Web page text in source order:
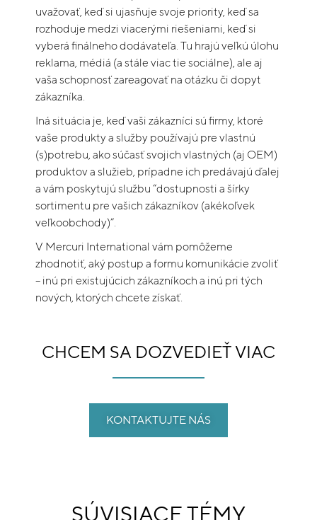
uvažovať, keď si ujasňuje svoje priority, keď sa
rozhoduje medzi viacerými riešeniami, keď si
vyberá finálneho dodávateľa. Tu hrajú veľkú úlohu
reklama, médiá (a stále viac tie sociálne), ale aj
vaša schopnosť zareagovať na otázku či dopyt
zákazníka.
Iná situácia je, keď vaši zákazníci sú firmy, ktoré
vaše produkty a služby používajú pre vlastnú
(s)potrebu, ako súčasť svojich vlastných (aj OEM)
produktov a služieb, prípadne ich predávajú ďalej
a vám poskytujú službu “dostupnosti a šírky
sortimentu pre vašich zákazníkov (akékoľvek
veľkoobchody)”.
V Mercuri International vám pomôžeme
zhodnotiť, aký postup a formu komunikácie zvoliť
– inú pri existujúcich zákazníkoch a inú pri tých
nových, ktorých chcete získať.
CHCEM SA DOZVEDIEŤ VIAC
KONTAKTUJTE NÁS
SÚVISIACE TÉMY